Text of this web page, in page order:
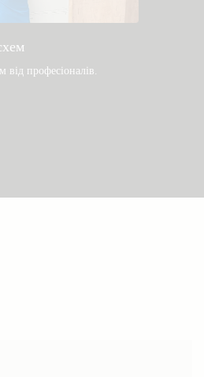
від професіоналів.